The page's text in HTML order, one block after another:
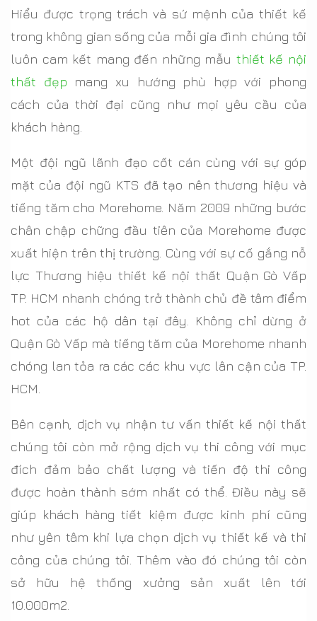
Hiểu được trọng trách và sứ mệnh của thiết kế
trong không gian sống của mỗi gia đình chúng tôi
luôn cam kết mang đến những mẫu thiết kế nội
thất đẹp mang xu hướng phù hợp với phong
cách của thời đại cũng như mọi yêu cầu của
khách hàng.
Một đội ngũ lãnh đạo cốt cán cùng với sự góp
mặt của đội ngũ KTS đã tạo nên thương hiệu và
tiếng tăm cho Morehome. Năm 2009 những bước
chân chập chững đầu tiên của Morehome được
xuất hiện trên thị trường. Cùng với sự cố gắng nỗ
lực Thương hiệu thiết kế nội thất Quận Gò Vấp
TP. HCM nhanh chóng trở thành chủ đề tâm điểm
hot của các hộ dân tại đây. Không chỉ dừng ở
Quận Gò Vấp mà tiếng tăm của Morehome nhanh
chóng lan tỏa ra các các khu vực lân cận của TP.
HCM.
Bên cạnh, dịch vụ nhận tư vấn thiết kế nội thất
chúng tôi còn mở rộng dịch vụ thi công với mục
đích đảm bảo chất lượng và tiến độ thi công
được hoàn thành sớm nhất có thể. Điều này sẽ
giúp khách hàng tiết kiệm được kinh phí cũng
như yên tâm khi lựa chọn dịch vụ thiết kế và thi
công của chúng tôi. Thêm vào đó chúng tôi còn
sở hữu hệ thống xưởng sản xuất lên tới
10.000m2.